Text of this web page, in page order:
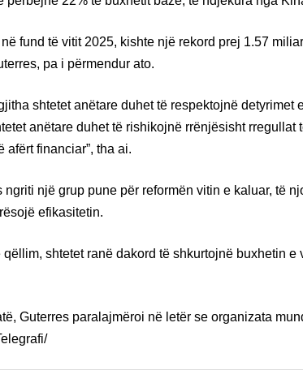
fund të vitit 2025, kishte një rekord prej 1.57
pa i përmendur ato.
shtetet anëtare duhet të respektojnë
anëtare duhet të rishikojnë rrënjësisht
afërt financiar”, tha ai.
ngriti një grup pune për reformën vitin e kaluar, të
efikasitetin.
qëllim, shtetet ranë dakord të shkurtojnë buxhetin
Guterres paralajmëroi në letër se organizata